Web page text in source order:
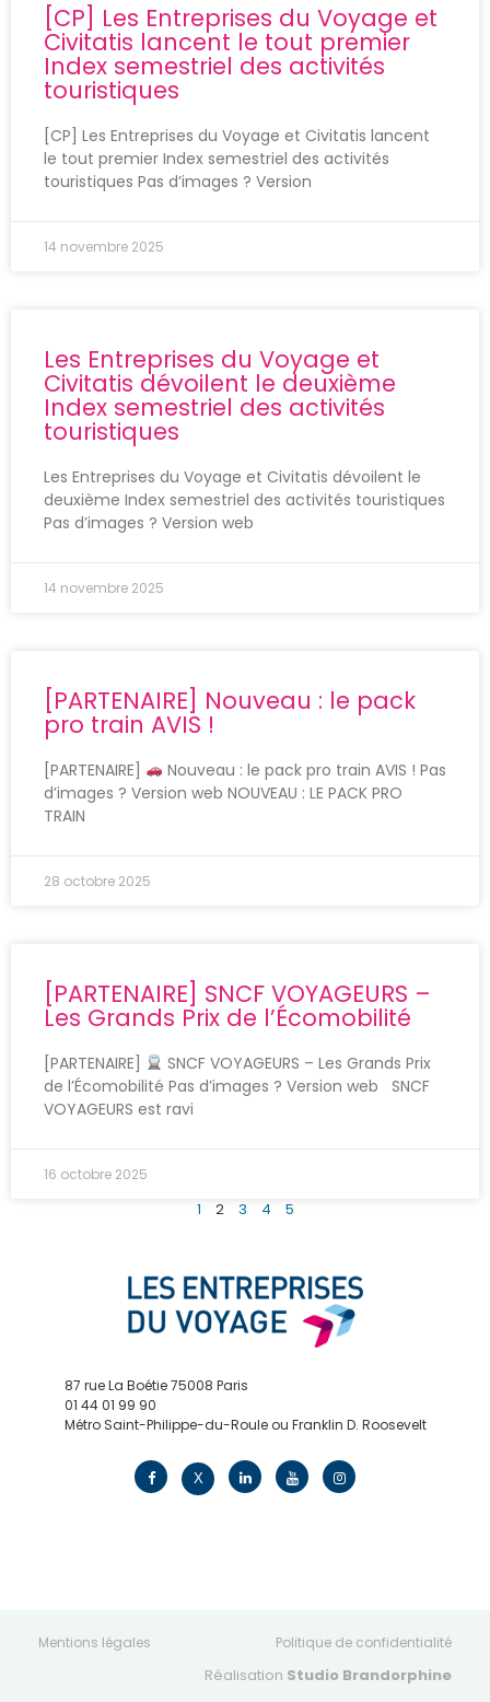
[CP] Les Entreprises du Voyage et
Civitatis lancent le tout premier
Index semestriel des activités
touristiques
[CP] Les Entreprises du Voyage et Civitatis lancent
le tout premier Index semestriel des activités
touristiques Pas d’images ? Version
14 novembre 2025
Les Entreprises du Voyage et
Civitatis dévoilent le deuxième
Index semestriel des activités
touristiques
Les Entreprises du Voyage et Civitatis dévoilent le
deuxième Index semestriel des activités touristiques
Pas d’images ? Version web
14 novembre 2025
[PARTENAIRE] Nouveau : le pack
pro train AVIS !
[PARTENAIRE]
Nouveau : le pack pro train AVIS ! Pas
d’images ? Version web NOUVEAU : LE PACK PRO
TRAIN
28 octobre 2025
[PARTENAIRE] SNCF VOYAGEURS –
Les Grands Prix de l’Écomobilité
[PARTENAIRE]
SNCF VOYAGEURS – Les Grands Prix
de l’Écomobilité Pas d’images ? Version web SNCF
VOYAGEURS est ravi
16 octobre 2025
1 2 3 4 5
87 rue La Boétie 75008 Paris
01 44 01 99 90
Métro Saint-Philippe-du-Roule ou Franklin D. Roosevelt
X
Mentions légales Politique de confidentialité
Réalisation Studio Brandorphine